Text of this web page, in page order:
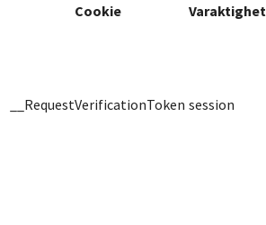
Cookie
Varaktighet
__RequestVerificationToken session